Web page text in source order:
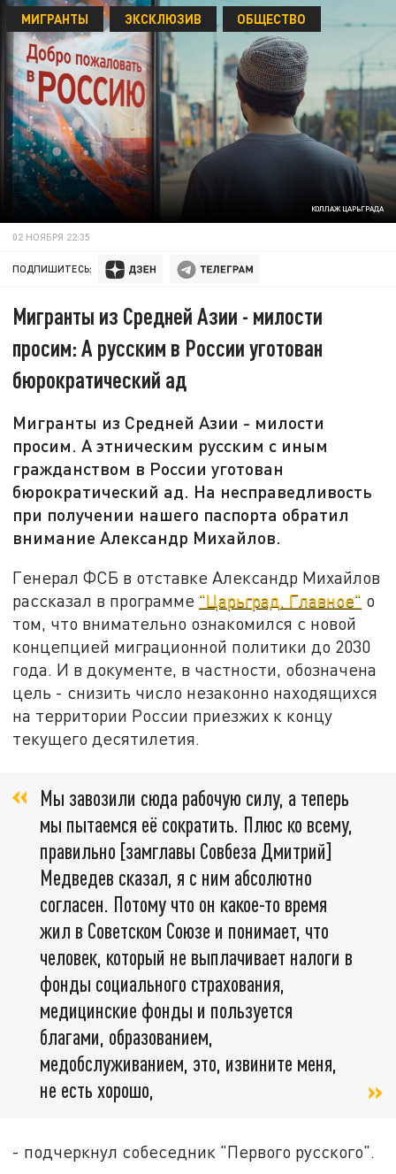
КОЛЛАЖ ЦАРЬГРАДА
МИГРАНТЫ ЭКСКЛЮЗИВ ОБЩЕСТВО
02 НОЯБРЯ 22:35
ПОДПИШИТЕСЬ:
Мигранты из Средней Азии - милости
просим: А русским в России уготован
бюрократический ад
Мигранты из Средней Азии - милости
просим. А этническим русским с иным
гражданством в России уготован
бюрократический ад. На несправедливость
при получении нашего паспорта обратил
внимание Александр Михайлов.
Генерал ФСБ в отставке Александр Михайлов
рассказал в программе "Царьград. Главное" о
том, что внимательно ознакомился с новой
концепцией миграционной политики до 2030
года. И в документе, в частности, обозначена
цель - снизить число незаконно находящихся
на территории России приезжих к концу
текущего десятилетия.
Мы завозили сюда рабочую силу, а теперь
мы пытаемся её сократить. Плюс ко всему,
правильно [замглавы Совбеза Дмитрий]
Медведев сказал, я с ним абсолютно
согласен. Потому что он какое-то время
жил в Советском Союзе и понимает, что
человек, который не выплачивает налоги в
фонды социального страхования,
медицинские фонды и пользуется
благами, образованием,
медобслуживанием, это, извините меня,
не есть хорошо,
- подчеркнул собеседник "Первого русского".